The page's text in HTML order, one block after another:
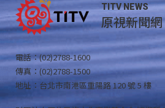
TITV NEWS
原視新聞網
電話：(02)2788-1600
傳真：(02)2788-1500
地址：台北市南港區重陽路 120 號 5 樓